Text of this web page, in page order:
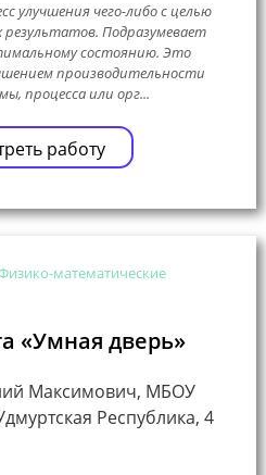
улучшения чего-либо с целью
Подразумевает
состоянию. Это
производительности
процесса или орг...
работу
математические
«Умная дверь»
Максимович, МБОУ
Республика, 4